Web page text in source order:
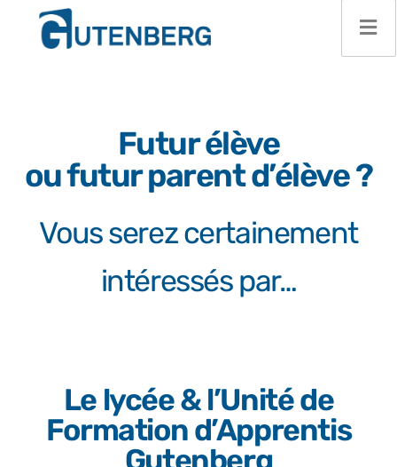
Futur élève
ou futur parent d’élève ?
Vous serez certainement
intéressés par…
Le lycée & l’Unité de
Formation d’Apprentis